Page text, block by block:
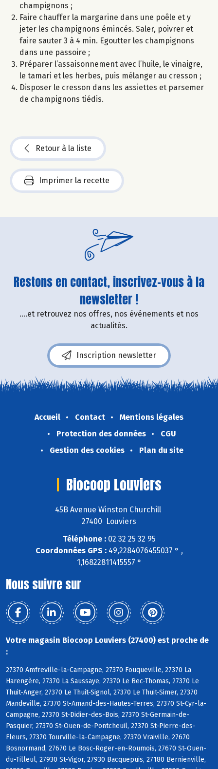
champignons ;
Faire chauffer la margarine dans une poêle et y
jeter les champignons émincés. Saler, poivrer et
faire sauter 3 à 4 min. Egoutter les champignons
dans une passoire ;
Préparer l’assaisonnement avec l’huile, le vinaigre,
le tamari et les herbes, puis mélanger au cresson ;
Disposer le cresson dans les assiettes et parsemer
de champignons tiédis.
Retour à la liste
Imprimer la recette
Restons en contact, inscrivez-vous à la
newsletter !
....et retrouvez nos offres, nos événements et nos
actualités.
Inscription newsletter
Accueil Contact
Mentions légales
Protection des données
CGU
Gestion des cookies
Plan du site
Biocoop Louviers
45B Avenue Winston Churchill
27400 Louviers
Téléphone :02 32 25 32 95
Coordonnées GPS :49,2284076455037 ° ,
1,16822811415557 °
Nous suivre sur
Votre magasin Biocoop Louviers (27400) est proche de
:
27370 Amfreville-la-Campagne, 27370 Fouqueville, 27370 La
Harengère, 27370 La Saussaye, 27370 Le Bec-Thomas, 27370 Le
Thuit-Anger, 27370 Le Thuit-Signol, 27370 Le Thuit-Simer, 27370
Mandeville, 27370 St-Amand-des-Hautes-Terres, 27370 St-Cyr-la-
Campagne, 27370 St-Didier-des-Bois, 27370 St-Germain-de-
Pasquier, 27370 St-Ouen-de-Pontcheuil, 27370 St-Pierre-des-
Fleurs, 27370 Tourville-la-Campagne, 27370 Vraiville, 27670
Bosnormand, 27670 Le Bosc-Roger-en-Roumois, 27670 St-Ouen-
du-Tilleul, 27930 St-Vigor, 27930 Bacquepuis, 27180 Bernienville,